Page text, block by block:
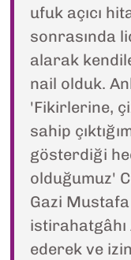
ufuk açıcı
sonrasında
alarak
nail olduk.
'Fikirlerine,
sahip
gösterdiği
olduğumuz'
Gazi
istirahatgâhı
ederek ve